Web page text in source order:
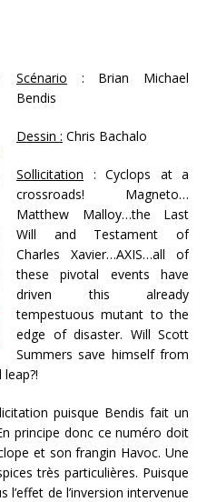
Scénario : Brian Michael
Bendis
Dessin : Chris Bachalo
Sollicitation : Cyclops at a
crossroads! Magneto…
Matthew Malloy…the Last
Will and Testament of
Charles Xavier…AXIS…all of
these pivotal events have
driven this already
tempestuous mutant to the
edge of disaster. Will Scott
Summers save himself from
puisque Bendis fait un
principe donc ce numéro doit
et son frangin Havoc. Une
très particulières. Puisque
l’effet de l’inversion intervenue